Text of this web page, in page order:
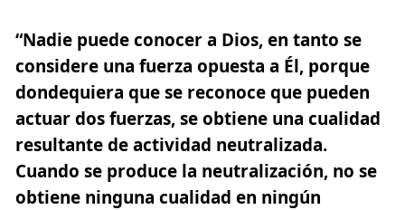
“Nadie puede conocer a Dios, en tanto se
considere una fuerza opuesta a Él, porque
dondequiera que se reconoce que pueden
actuar dos fuerzas, se obtiene una cualidad
resultante de actividad neutralizada.
Cuando se produce la neutralización, no se
obtiene ninguna cualidad en ningún